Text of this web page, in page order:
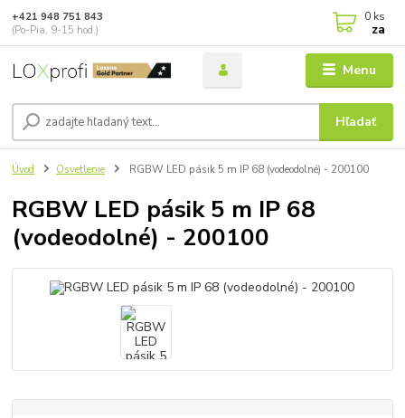
Menu
Hľadať
+421 948 751 843
(Po-Pia, 9-15 hod.)
0 ks
za
Úvod Osvetlenie RGBW LED pásik 5 m IP 68 (vodeodolné) - 200100
RGBW LED pásik 5 m IP 68
(vodeodolné) - 200100